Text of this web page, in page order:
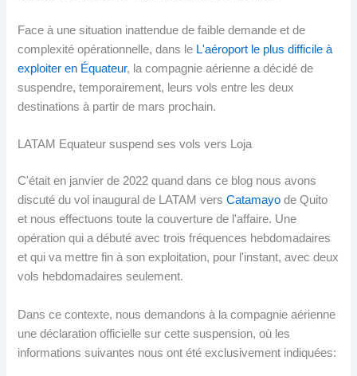
Face à une situation inattendue de faible demande et de
complexité opérationnelle, dans le L'aéroport le plus difficile à
exploiter en Équateur, la compagnie aérienne a décidé de
suspendre, temporairement, leurs vols entre les deux
destinations à partir de mars prochain.
LATAM Equateur suspend ses vols vers Loja
C'était en janvier de 2022 quand dans ce blog nous avons
discuté du vol inaugural de LATAM versCatamayo de Quito
et nous effectuons toute la couverture de l'affaire. Une
opération qui a débuté avec trois fréquences hebdomadaires
et qui va mettre fin à son exploitation, pour l'instant, avec deux
vols hebdomadaires seulement.
Dans ce contexte, nous demandons à la compagnie aérienne
une déclaration officielle sur cette suspension, où les
informations suivantes nous ont été exclusivement indiquées: